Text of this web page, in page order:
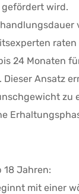
wird.
24 Monaten
Dieser Ansatz
zu
18 Jahren:
mit einer